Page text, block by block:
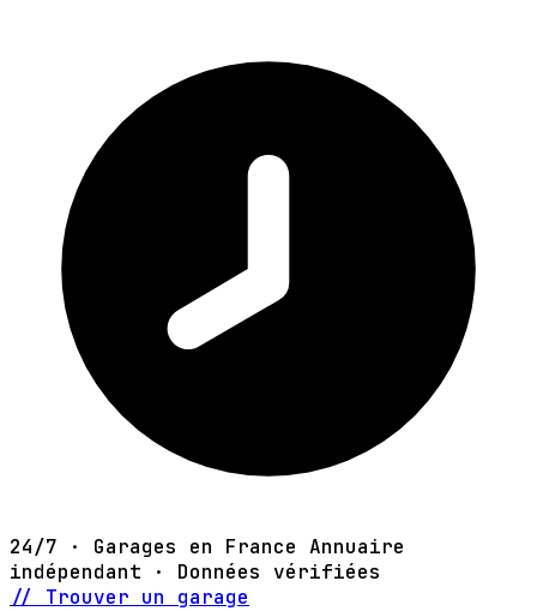
24/7 · Garages en France Annuaire
indépendant · Données vérifiées
// Trouver un garage